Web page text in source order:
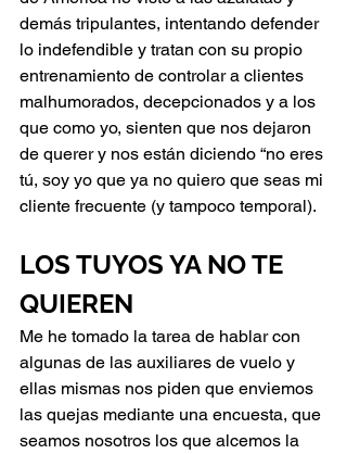
demás tripulantes, intentando defender
lo indefendible y tratan con su propio
entrenamiento de controlar a clientes
malhumorados, decepcionados y a los
que como yo, sienten que nos dejaron
de querer y nos están diciendo “no eres
tú, soy yo que ya no quiero que seas mi
cliente frecuente (y tampoco temporal).
LOS TUYOS YA NO TE
QUIEREN
Me he tomado la tarea de hablar con
algunas de las auxiliares de vuelo y
ellas mismas nos piden que enviemos
las quejas mediante una encuesta, que
seamos nosotros los que alcemos la